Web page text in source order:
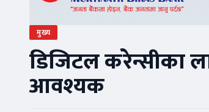
मुख्य
डिजिटल करेन्सीका
आवश्यक